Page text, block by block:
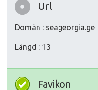
Url
Domän : seageorgia.ge
Längd : 13
Favikon